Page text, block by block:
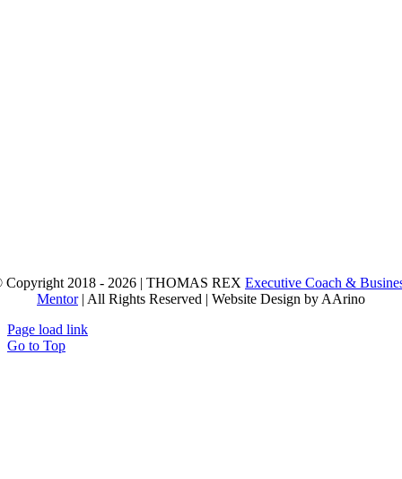
Copyright 2018 - 2026 | THOMAS REX Executive Coach &
Mentor| All Rights Reserved | Website Design by AArino
Page load link
Go to Top